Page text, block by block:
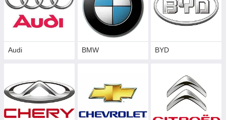
Audi BMW BYD